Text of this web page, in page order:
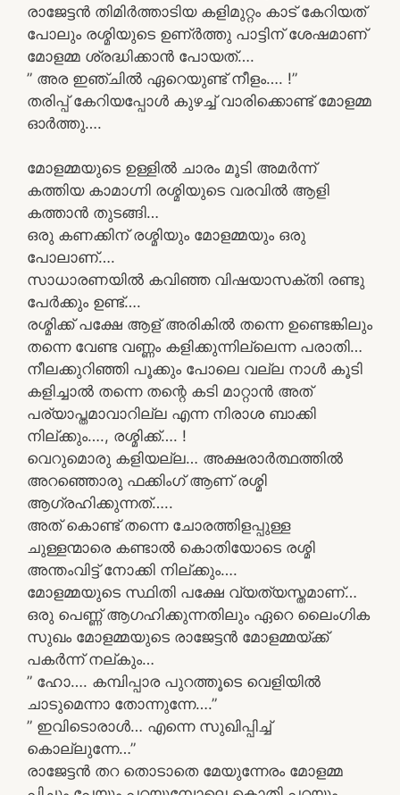
രാജേട്ടൻ തിമിർത്താടിയ കളിമുറ്റം കാട് കേറിയത്
പോലും രശ്മിയുടെ ഉണ്ർത്തു പാട്ടിന് ശേഷമാണ്
മോളമ്മ ശ്രദ്ധിക്കാൻ പോയത്….
” അര ഇഞ്ചിൽ ഏറെയുണ്ട് നീളം…. !”
തരിപ്പ് കേറിയപ്പോൾ കുഴച്ച് വാരിക്കൊണ്ട് മോളമ്മ
ഓർത്തു….
മോളമ്മയുടെ ഉള്ളിൽ ചാരം മൂടി അമർന്ന്
കത്തിയ കാമാഗ്നി രശ്മിയുടെ വരവിൽ ആളി
കത്താൻ തുടങ്ങി…
ഒരു കണക്കിന് രശ്മിയും മോളമ്മയും ഒരു
പോലാണ്….
സാധാരണയിൽ കവിഞ്ഞ വിഷയാസക്തി രണ്ടു
പേർക്കും ഉണ്ട്….
രശ്മിക്ക് പക്ഷേ ആള് അരികിൽ തന്നെ ഉണ്ടെങ്കിലും
തന്നെ വേണ്ട വണ്ണം കളിക്കുന്നില്ലെന്ന പരാതി…
നീലക്കുറിഞ്ഞി പൂക്കും പോലെ വല്ല നാൾ കൂടി
കളിച്ചാൽ തന്നെ തന്റെ കടി മാറ്റാൻ അത്
പര്യാപ്തമാവാറില്ല എന്ന നിരാശ ബാക്കി
നില്ക്കും…., രശ്മിക്ക്…. !
വെറുമൊരു കളിയല്ല… അക്ഷരാർത്ഥത്തിൽ
അറഞ്ഞൊരു ഫക്കിംഗ് ആണ് രശ്മി
ആഗ്രഹിക്കുന്നത്…..
അത് കൊണ്ട് തന്നെ ചോരത്തിളപ്പുള്ള
ചുള്ളന്മാരെ കണ്ടാൽ കൊതിയോടെ രശ്മി
അന്തംവിട്ട് നോക്കി നില്ക്കും….
മോളമ്മയുടെ സ്ഥിതി പക്ഷേ വ്യത്യസ്തമാണ്…
ഒരു പെണ്ണ് ആഗഹിക്കുന്നതിലും ഏറെ ലൈംഗിക
സുഖം മോളമ്മയുടെ രാജേട്ടൻ മോളമ്മയ്ക്ക്
പകർന്ന് നല്കും…
” ഹോ…. കമ്പിപ്പാര പുറത്തൂടെ വെളിയിൽ
ചാടുമെന്നാ തോന്നുന്നേ….”
” ഇവിടൊരാൾ… എന്നെ സുഖിപ്പിച്ച്
കൊല്ലുന്നേ…”
രാജേട്ടൻ തറ തൊടാതെ മേയുന്നേരം മോളമ്മ